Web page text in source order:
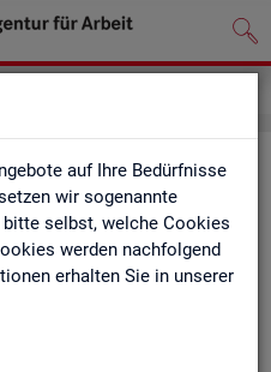
auf Ihre Bedürfnisse
wir sogenannte
selbst, welche Cookies
werden nachfolgend
erhalten Sie in unserer
Re­gio­nen
Sie Land­kar­ten und Ta­bel­len
zum Ar­beits- und
ge­lan­gen Sie zu den
Ihnen ge­wünsch­te Re­gi­on.
Glie­de­run­gen zu­sam­